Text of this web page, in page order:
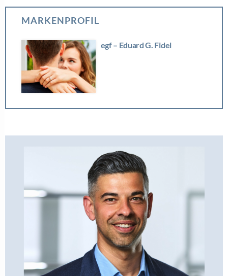
MARKENPROFIL
egf – Eduard G. Fidel